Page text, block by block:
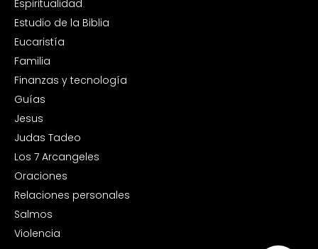
Espiritualidad
Estudio de la Biblia
Eucaristía
Familia
Finanzas y tecnología
Guías
Jesus
Judas Tadeo
Los 7 Arcangeles
Oraciones
Relaciones personales
Salmos
Violencia